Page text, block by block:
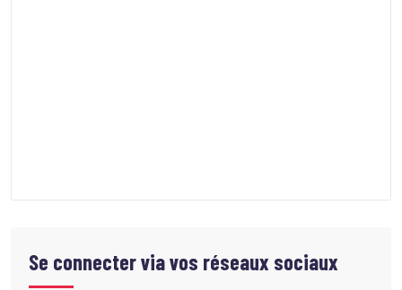
Se connecter via vos réseaux sociaux